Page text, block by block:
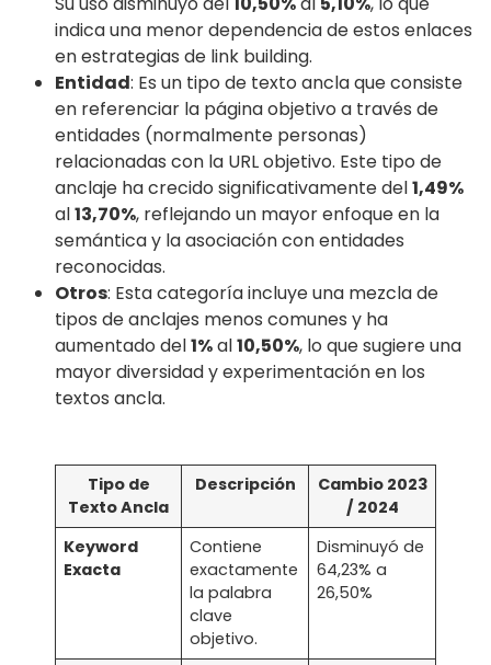
indica una menor dependencia de estos enlaces
en estrategias de link building.
Entidad: Es un tipo de texto ancla que consiste
en referenciar la página objetivo a través de
entidades (normalmente personas)
relacionadas con la URL objetivo. Este tipo de
anclaje ha crecido significativamente del1,49%
al13,70%, reflejando un mayor enfoque en la
semántica y la asociación con entidades
reconocidas.
Otros: Esta categoría incluye una mezcla de
tipos de anclajes menos comunes y ha
aumentado del1%al10,50%, lo que sugiere una
mayor diversidad y experimentación en los
textos ancla.
Tipo de
Texto Ancla
Descripción
Cambio 2023
/ 2024
Keyword
Exacta
Contiene
exactamente
la palabra
clave
objetivo.
Disminuyó de
64,23% a
26,50%